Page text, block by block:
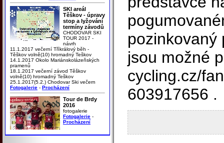
SKI areál
Těškov - úpravy
stop a lyžování
termíny závodů
CHODOVAR SKI
TOUR 2017 -
návrh
11.1.2017 večerní Tříkrálový běh -
Těškov volně(10) hromadný Teškov
14.1.2017 Okolo Mariánskolázeňských
pramenů
18.1.2017 večerní závod Těškov
volně(10) hromadný Teškov
25.1.2017(5.2.) Chodovar Ski večern
Fotogalerie - Procházení
Tour de Brdy
2016
fotogalerie
Fotogalerie -
Procházení
pozinkovaný
jsou možné
cycling.cz/
603917656 .